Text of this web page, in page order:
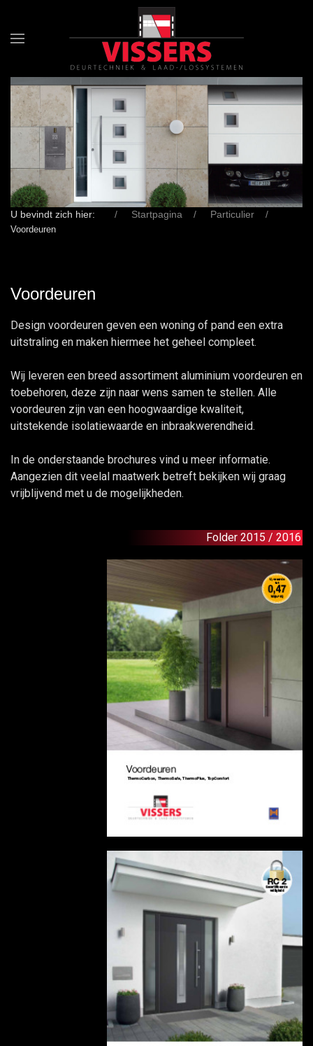
U bevindt zich hier: Startpagina Particulier
Voordeuren
Voordeuren
Design voordeuren geven een woning of pand een extra
uitstraling en maken hiermee het geheel compleet.
Wij leveren een breed assortiment aluminium voordeuren en
toebehoren, deze zijn naar wens samen te stellen. Alle
voordeuren zijn van een hoogwaardige kwaliteit,
uitstekende isolatiewaarde en inbraakwerendheid.
In de onderstaande brochures vind u meer informatie.
Aangezien dit veelal maatwerk betreft bekijken wij graag
vrijblijvend met u de mogelijkheden.
Folder 2015 / 2016